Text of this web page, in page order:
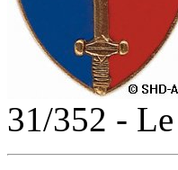
31/352 -